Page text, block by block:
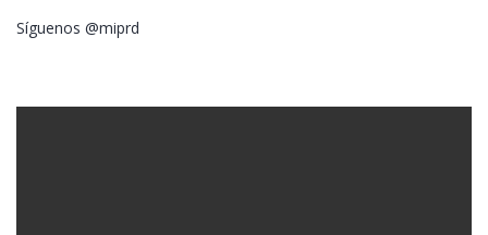
Síguenos @miprd